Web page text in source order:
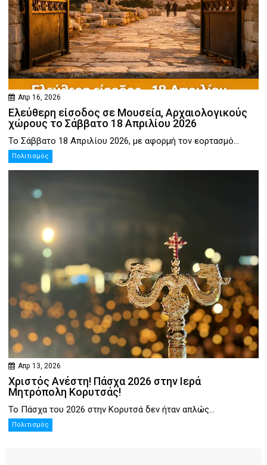
Απρ 16, 2026
Ελεύθερη είσοδος σε Μουσεία, Αρχαιολογικούς
χώρους το Σάββατο 18 Απριλίου 2026
Το Σάββατο 18 Απριλίου 2026, με αφορμή τον εορτασμό...
Πολιτισμός
Απρ 13, 2026
Χριστός Ανέστη! Πάσχα 2026 στην Ιερά
Μητρόπολη Κορυτσάς!
Το Πάσχα του 2026 στην Κορυτσά δεν ήταν απλώς...
Πολιτισμός